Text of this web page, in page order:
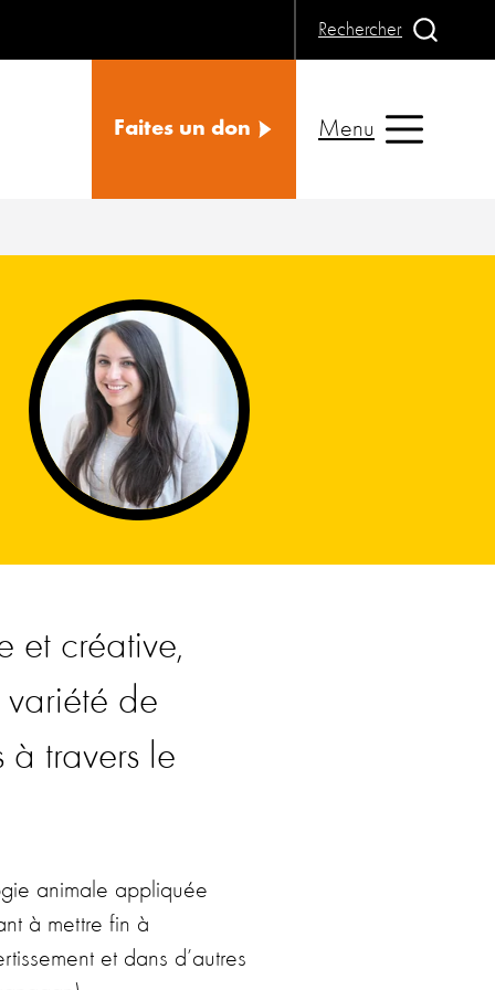
Rechercher
Faites un don Menu
et créative,
de
à travers le
animale appliquée
à mettre fin à
et dans d’autres